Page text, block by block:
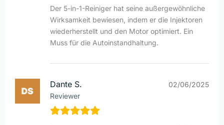
Der 5-in-1-Reiniger hat seine außergewöhnliche
Wirksamkeit bewiesen, indem er die Injektoren
wiederherstellt und den Motor optimiert. Ein
Muss für die Autoinstandhaltung.
Dante S.
Reviewer
02/06/2025